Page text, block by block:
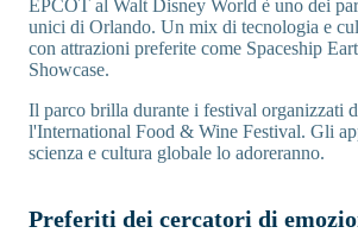
EPCOT al Walt Disney World è uno dei
unici di Orlando. Un mix di tecnologia e
con attrazioni preferite come Spaceship
Showcase.
Il parco brilla durante i festival organizzati
l'International Food & Wine Festival. Gli
scienza e cultura globale lo adoreranno.
Preferiti dei cercatori di